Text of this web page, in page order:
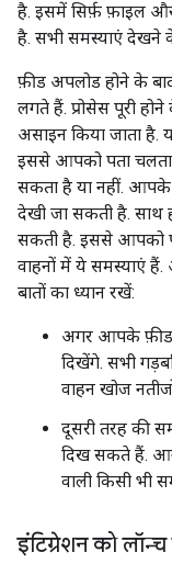
है. इसमें सिर्फ़ फ़ाइल
है. सभी समस्याएं देखने
फ़ीड अपलोड होने के
लगते हैं. प्रोसेस पूरी
असाइन किया जाता है.
इससे आपको पता चलता
सकता है या नहीं. आपके
देखी जा सकती है. साथ
सकती है. इससे आपको
वाहनों में ये समस्याएं
बातों का ध्यान रखें:
अगर आपके फ़ीड
दिखेंगे. सभी
वाहन खोज
दूसरी तरह की
दिख सकते हैं.
वाली किसी भी
इंटिग्रेशन को